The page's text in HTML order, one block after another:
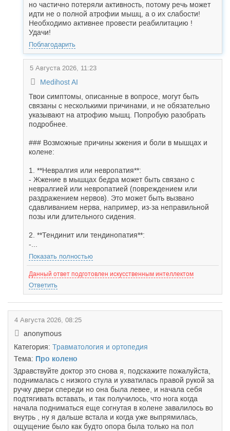
но частично потеряли активность, потому речь может
идти не о полной атрофии мышц, а о их слабости!
Необходимо активнее провести реабилитацию !
Удачи!
Поблагодарить
5 Августа 2026, 11:23
Medihost AI
Твои симптомы, описанные в вопросе, могут быть
связаны с несколькими причинами, и не обязательно
указывают на атрофию мышц. Попробую разобрать
подробнее.
### Возможные причины жжения и боли в мышцах и
колене:
1. **Невралгия или невропатия**:
- Жжение в мышцах бедра может быть связано с
невралгией или невропатией (повреждением или
раздражением нервов). Это может быть вызвано
сдавливанием нерва, например, из-за неправильной
позы или длительного сидения.
2. **Тендинит или тендинопатия**:
-...
Показать полностью
Данный ответ подготовлен искусственным интеллектом
Ответить
4 Августа 2026, 08:25
anonymous
Категория: Травматология и ортопедия
Тема: Про колено
Здравствуйте доктор это снова я, подскажите пожалуйста,
поднималась с низкого стула и ухватилась правой рукой за
ручку двери спереди но она была левее, и начала себя
подтягивать вставать, и так получилось, что нога когда
начала подниматься еще согнутая в колене завалилось во
внутрь , ну я дальше встала и когда уже выпрямилась,
ощущение было как будто опора была только на пол